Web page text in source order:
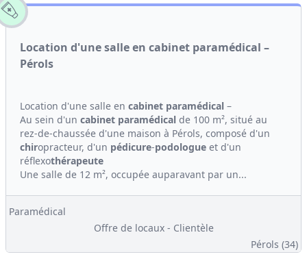
Location d'une salle en cabinet paramédical –
Pérols
Location d'une salle en cabinet paramédical –
Au sein d'un cabinet paramédical de 100 m², situé au
rez-de-chaussée d'une maison à Pérols, composé d'un
chiropracteur, d'un pédicure-podologue et d'un
réflexothérapeute
Une salle de 12 m², occupée auparavant par un...
Paramédical
Offre de locaux - Clientèle
Pérols (34)